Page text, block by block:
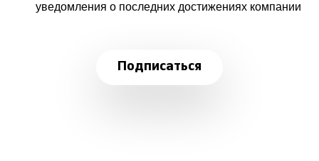
уведомления о последних достижениях компании
Подписаться